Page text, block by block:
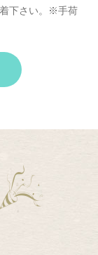
下さい。※手荷